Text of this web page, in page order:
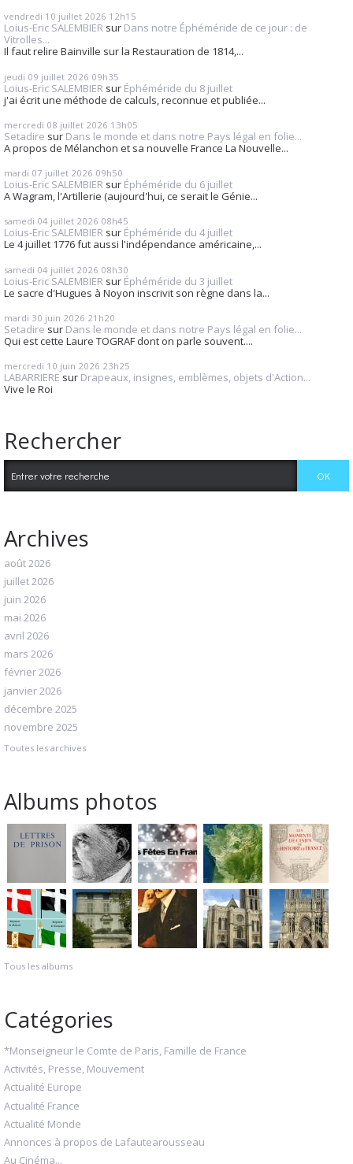
vendredi 10 juillet 2026 12h15
Loius-Eric SALEMBIER sur Dans notre Éphéméride de ce jour : de
Vitrolles...
Il faut relire Bainville sur la Restauration de 1814,...
jeudi 09 juillet 2026 09h35
Loius-Eric SALEMBIER sur Éphéméride du 8 juillet
j'ai écrit une méthode de calculs, reconnue et publiée...
mercredi 08 juillet 2026 13h05
Setadire sur Dans le monde et dans notre Pays légal en folie...
A propos de Mélanchon et sa nouvelle France La Nouvelle...
mardi 07 juillet 2026 09h50
Loius-Eric SALEMBIER sur Éphéméride du 6 juillet
A Wagram, l'Artillerie (aujourd'hui, ce serait le Génie...
samedi 04 juillet 2026 08h45
Loius-Eric SALEMBIER sur Éphéméride du 4 juillet
Le 4 juillet 1776 fut aussi l'indépendance américaine,...
samedi 04 juillet 2026 08h30
Loius-Eric SALEMBIER sur Éphéméride du 3 juillet
Le sacre d'Hugues à Noyon inscrivit son règne dans la...
mardi 30 juin 2026 21h20
Setadire sur Dans le monde et dans notre Pays légal en folie...
Qui est cette Laure TOGRAF dont on parle souvent....
mercredi 10 juin 2026 23h25
LABARRIERE sur Drapeaux, insignes, emblèmes, objets d'Action...
Vive le Roi
Rechercher
Archives
août 2026
juillet 2026
juin 2026
mai 2026
avril 2026
mars 2026
février 2026
janvier 2026
décembre 2025
novembre 2025
Toutes les archives
Albums photos
Tous les albums
Catégories
*Monseigneur le Comte de Paris, Famille de France
Activités, Presse, Mouvement
Actualité Europe
Actualité France
Actualité Monde
Annonces à propos de Lafautearousseau
Au Cinéma...